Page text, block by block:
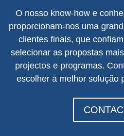
O nosso know-how e
proporcionam-nos uma
clientes finais, que
selecionar as propostas
projectos e programas.
escolher a melhor solução